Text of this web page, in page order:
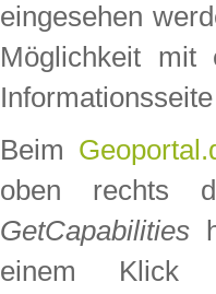
eingesehen
Möglichkeit mit
Beim
oben rechts
GetCapabilities
einem Klick